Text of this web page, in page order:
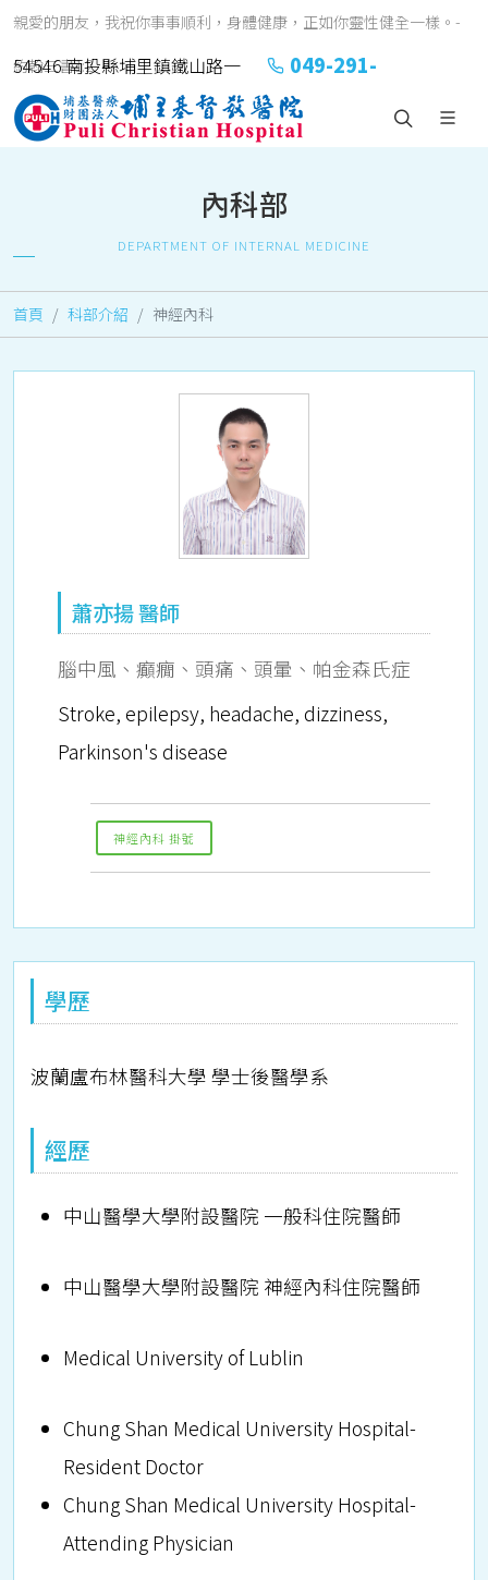
親愛的朋友，我祝你事事順利，身體健康，正如你靈性健全一樣。-
約翰三書1:2
54546 南投縣埔里鎮鐵山路一
號
049-291-
2151#2152
內科部
DEPARTMENT OF INTERNAL MEDICINE
首頁 科部介紹 神經內科
蕭亦揚 醫師
腦中風、癲癇、頭痛、頭暈、帕金森氏症
Stroke, epilepsy, headache, dizziness,
Parkinson's disease
神經內科 掛號
學歷
波蘭盧布林醫科大學 學士後醫學系
經歷
中山醫學大學附設醫院 一般科住院醫師
中山醫學大學附設醫院 神經內科住院醫師
Medical University of Lublin
Chung Shan Medical University Hospital-
Resident Doctor
Chung Shan Medical University Hospital-
Attending Physician